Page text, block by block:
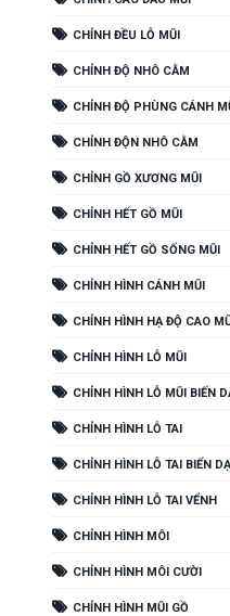
CHỈNH ĐỀU LỖ MŨI
CHỈNH ĐỘ NHÔ CẰM
CHỈNH ĐỘ PHÙNG CÁNH
CHỈNH ĐỘN NHÔ CẰM
CHỈNH GỒ XƯƠNG MŨI
CHỈNH HẾT GỒ MŨI
CHỈNH HẾT GỒ SỐNG MŨI
CHỈNH HÌNH CÁNH MŨI
CHỈNH HÌNH HẠ ĐỘ CAO
CHỈNH HÌNH LỖ MŨI
CHỈNH HÌNH LỖ MŨI BIẾN
CHỈNH HÌNH LỖ TAI
CHỈNH HÌNH LỖ TAI BIẾN
CHỈNH HÌNH LỖ TAI VỂNH
CHỈNH HÌNH MÔI
CHỈNH HÌNH MÔI CƯỜI
CHỈNH HÌNH MŨI GỒ